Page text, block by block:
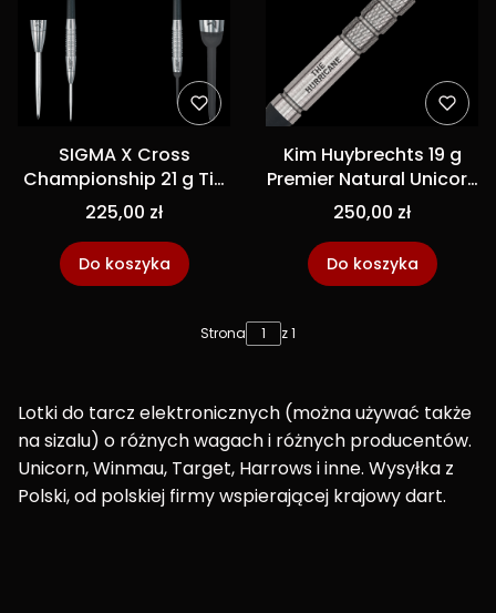
SIGMA X Cross
Championship 21 g Tip
lotki steel Unicorn
225,00 zł
Do koszyka
Kim Huybrechts 19 g
Premier Natural Unicorn
lotki dart softip
250,00 zł
Do koszyka
Strona z 1
Lotki do tarcz elektronicznych (można używać także
na sizalu) o różnych wagach i różnych producentów.
Unicorn, Winmau, Target, Harrows i inne. Wysyłka z
Polski, od polskiej firmy wspierającej krajowy dart.